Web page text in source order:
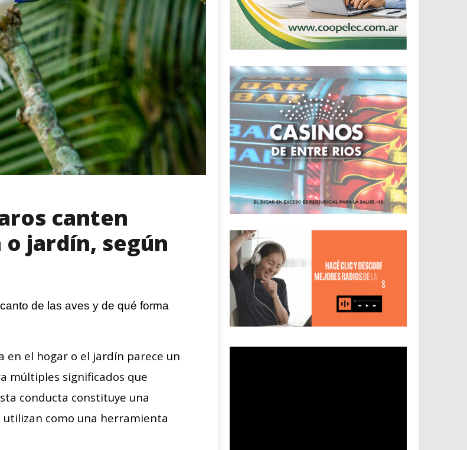
canten
jardín, según
de las aves y de qué forma
en el hogar o el jardín parece un
múltiples significados que
conducta constituye una
utilizan como una herramienta